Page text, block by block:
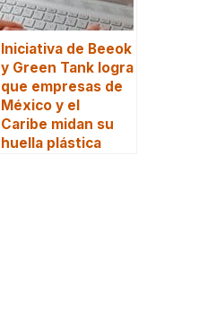
Iniciativa de Beeok
y Green Tank logra
que empresas de
México y el
Caribe midan su
huella plástica